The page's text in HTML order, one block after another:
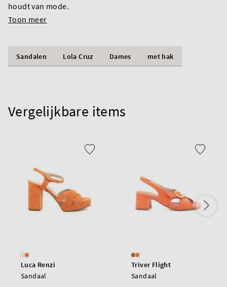
houdt van mode.
Toon meer
Sandalen Lola Cruz Dames met hak
Vergelijkbare items
Luca Renzi
Sandaal
Triver Flight
Sandaal